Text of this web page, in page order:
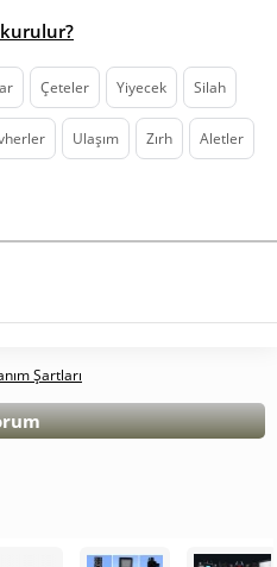
Çeteler Yiyecek Silah
Ulaşım Zırh Aletler
Şartları